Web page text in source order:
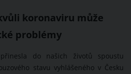
koronaviru může
problémy
do našich životů spoustu
stavu vyhlášeného v Česku